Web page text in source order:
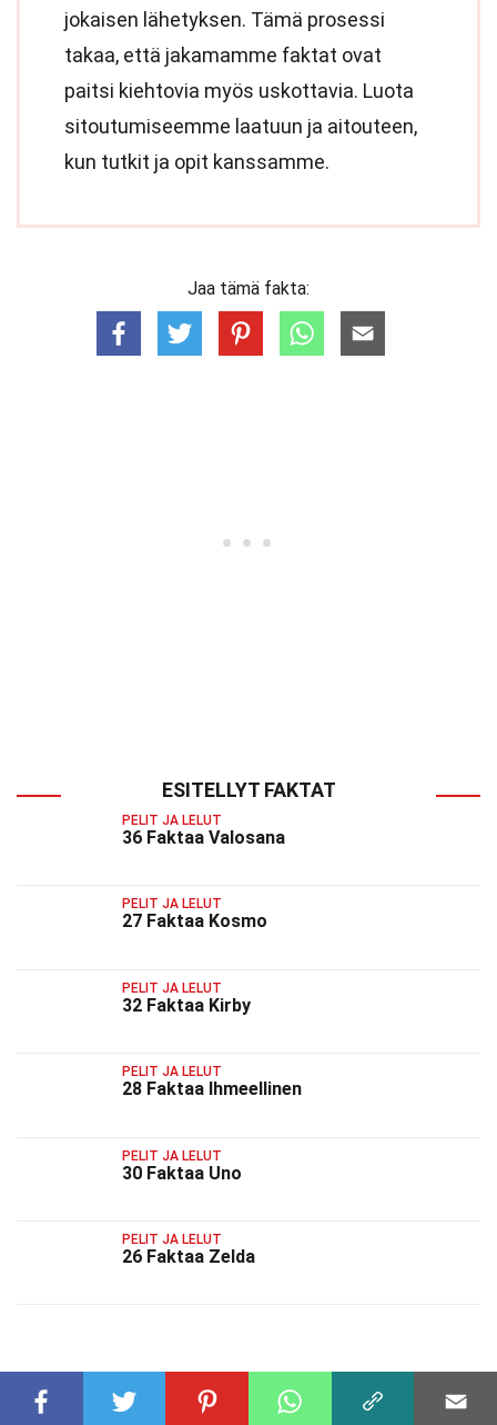
jokaisen lähetyksen. Tämä prosessi
takaa, että jakamamme faktat ovat
paitsi kiehtovia myös uskottavia. Luota
sitoutumiseemme laatuun ja aitouteen,
kun tutkit ja opit kanssamme.
Jaa tämä fakta:
ESITELLYT FAKTAT
PELIT JA LELUT
36 Faktaa Valosana
PELIT JA LELUT
27 Faktaa Kosmo
PELIT JA LELUT
32 Faktaa Kirby
PELIT JA LELUT
28 Faktaa Ihmeellinen
PELIT JA LELUT
30 Faktaa Uno
PELIT JA LELUT
26 Faktaa Zelda